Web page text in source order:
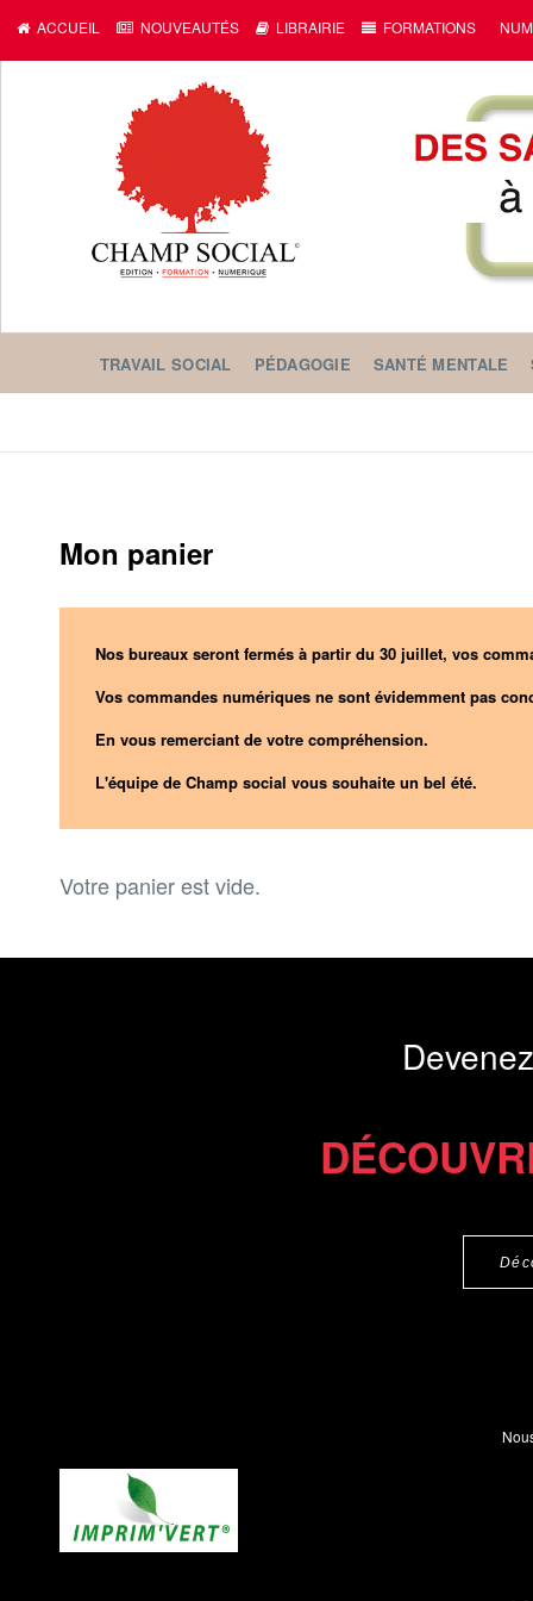
ACCUEIL NOUVEAUTÉS LIBRAIRIE FORMATIONS
TRAVAIL SOCIAL PÉDAGOGIE SANTÉ MENTALE
Mon panier
Nos bureaux seront fermés à partir du 30 juillet, vos
Vos commandes numériques ne sont évidemment pas
En vous remerciant de votre compréhension.
L'équipe de Champ social vous souhaite un bel été.
Votre panier est vide.